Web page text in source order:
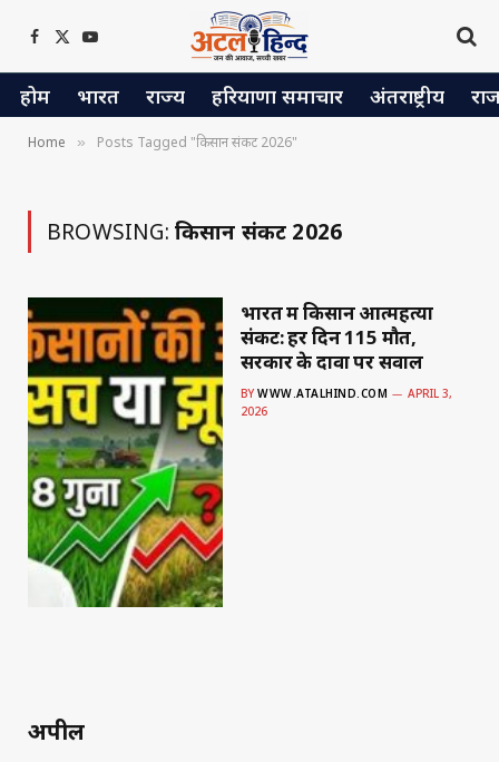
Facebook
X
(Twitter)
YouTube
होम भारत राज्य हरियाणा समाचार अंतराष्ट्रीय
Home » Posts Tagged "किसान संकट 2026"
BROWSING: किसान संकट 2026
भारत में किसान आत्महत्या
संकट: हर दिन 115 मौतें,
सरकार के दावों पर सवाल
BY WWW.ATALHIND.COM
APRIL 3,
2026
अपील